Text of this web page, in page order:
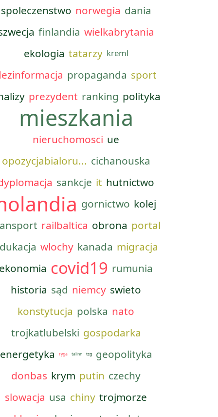
spoleczenstwo norwegia dania
finlandia wielkabrytania
ekologia tatarzy kreml
propaganda sport
prezydent ranking polityka
mieszkania
nieruchomosci ue
opozycjabialoru... cichanouska
sankcje it hutnictwo
gornictwo kolej
railbaltica obrona portal
wlochy kanada migracja
covid19 rumunia
historia sąd niemcy swieto
konstytucja polska nato
trojkatlubelski gospodarka
energetyka
ryga talinn tcg
geopolityka
donbas krym putin czechy
slowacja usa chiny trojmorze